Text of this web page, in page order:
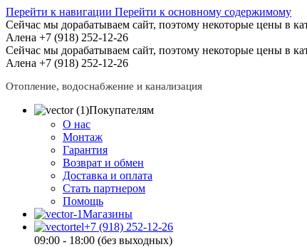
Перейти к навигации Перейти к основному содержимому
Сейчас мы дорабатываем сайт, поэтому некоторые цены в
Алена +7 (918) 252-12-26
Сейчас мы дорабатываем сайт, поэтому некоторые цены в
Алена +7 (918) 252-12-26
Отопление, водоснабжение и канализация
Покупателям
О нас
Монтаж
Гарантия
Возврат и обмен
Доставка и оплата
Стать партнером
Помощь
Магазины
+7 (918) 252-12-26
09:00 - 18:00 (без выходных)